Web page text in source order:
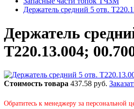
Держатель средний 5 отв.
Держатель
Т220.13.004;
Стоимость товара 437.58 руб.
Обратитесь к менеджеру за персональной